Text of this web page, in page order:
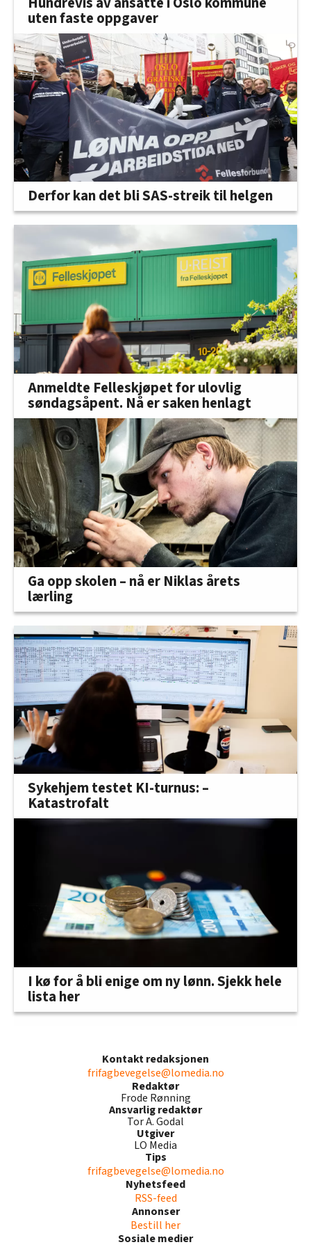
uten faste oppgaver
Derfor kan det bli SAS-streik til helgen
Anmeldte Felleskjøpet for ulovlig
søndagsåpent. Nå er saken henlagt
Ga opp skolen – nå er Niklas årets
lærling
Sykehjem testet KI-turnus: –
Katastrofalt
I kø for å bli enige om ny lønn. Sjekk hele
lista her
Kontakt redaksjonen
frifagbevegelse@lomedia.no
Redaktør
Frode Rønning
Ansvarlig redaktør
Tor A. Godal
Utgiver
LO Media
Tips
frifagbevegelse@lomedia.no
Nyhetsfeed
RSS-feed
Annonser
Bestill her
Sosiale medier